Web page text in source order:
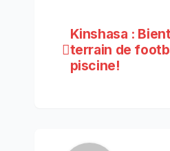
de
Kinshasa :
terrain de
piscine!